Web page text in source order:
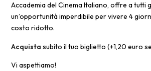
Accademia del Cinema Italiano, offre a tutti
un’opportunità imperdibile per vivere 4
costo ridotto.
Acquista subito il tuo biglietto (+1,20 euro
Vi aspettiamo!